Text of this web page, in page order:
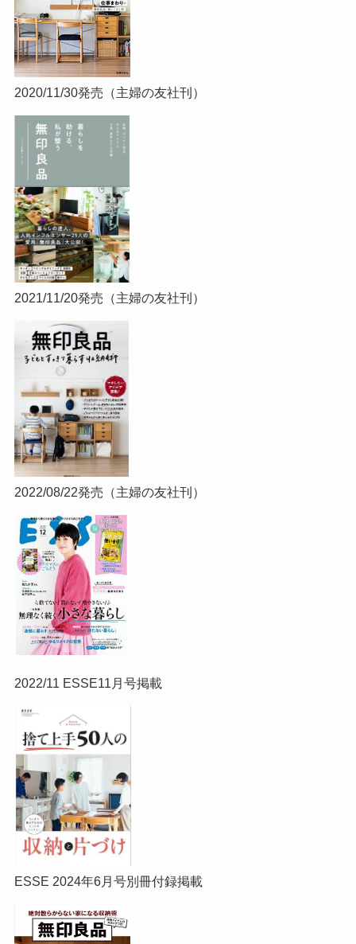
2020/11/30発売（主婦の友社刊）
2021/11/20発売（主婦の友社刊）
2022/08/22発売（主婦の友社刊）
2022/11 ESSE11月号掲載
ESSE 2024年6月号別冊付録掲載